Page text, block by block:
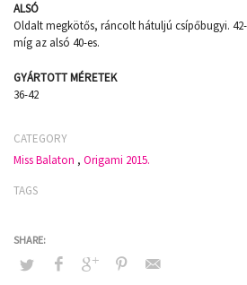
ALSÓ
Oldalt megkötős, ráncolt hátuljú csípőbugyi. 42-
míg az alsó 40-es.
GYÁRTOTT MÉRETEK
36-42
CATEGORY
Miss Balaton , Origami 2015.
TAGS